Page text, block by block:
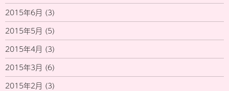
2015年6月 (3)
2015年5月 (5)
2015年4月 (3)
2015年3月 (6)
2015年2月 (3)